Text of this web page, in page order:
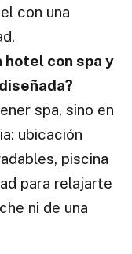
con una
hotel con spa y
spa, sino en
ubicación
piscina
para relajarte
ni de una